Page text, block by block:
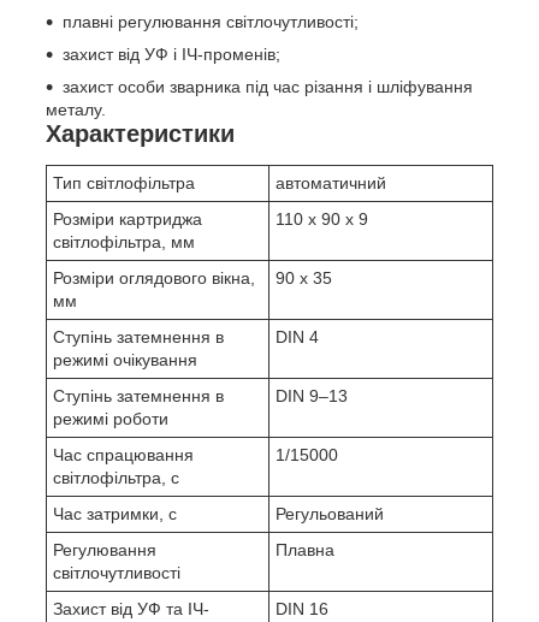
плавні регулювання світлочутливості;
захист від УФ і ІЧ-променів;
захист особи зварника під час різання і шліфування
металу.
Характеристики
Тип світлофільтра
автоматичний
Розміри картриджа
світлофільтра, мм
110 х 90 х 9
Розміри оглядового вікна,
мм
90 х 35
Ступінь затемнення в
режимі очікування
DIN 4
Ступінь затемнення в
режимі роботи
DIN 9‒13
Час спрацювання
світлофільтра, с
1/15000
Час затримки, с
Регульований
Регулювання
світлочутливості
Плавна
Захист від УФ та ІЧ- DIN 16